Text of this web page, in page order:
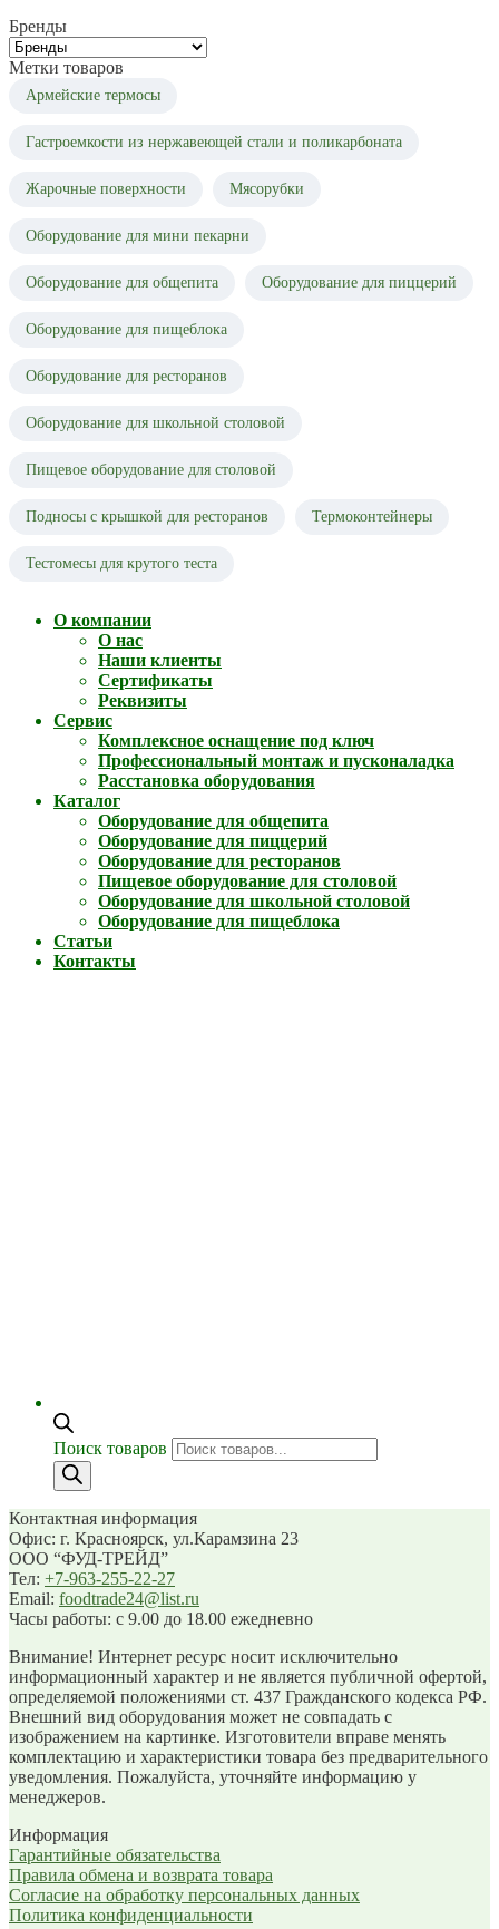
Бренды
Метки товаров
Армейские термосы
Гастроемкости из нержавеющей стали и поликарбоната
Жарочные поверхности Мясорубки
Оборудование для мини пекарни
Оборудование для общепита Оборудование для пиццерий
Оборудование для пищеблока
Оборудование для ресторанов
Оборудование для школьной столовой
Пищевое оборудование для столовой
Подносы с крышкой для ресторанов Термоконтейнеры
Тестомесы для крутого теста
О компании
О нас
Наши клиенты
Сертификаты
Реквизиты
Сервис
Комплексное оснащение под ключ
Профессиональный монтаж и пусконаладка
Расстановка оборудования
Каталог
Оборудование для общепита
Оборудование для пиццерий
Оборудование для ресторанов
Пищевое оборудование для столовой
Оборудование для школьной столовой
Оборудование для пищеблока
Статьи
Контакты
Поиск товаров
Контактная информация
Офис: г. Красноярск, ул.Карамзина 23
ООО “ФУД-ТРЕЙД”
Тел: +7-963-255-22-27
Email: foodtrade24@list.ru
Часы работы: с 9.00 до 18.00 ежедневно
Внимание! Интернет ресурс носит исключительно
информационный характер и не является публичной офертой,
определяемой положениями ст. 437 Гражданского кодекса РФ.
Внешний вид оборудования может не совпадать с
изображением на картинке. Изготовители вправе менять
комплектацию и характеристики товара без предварительного
уведомления. Пожалуйста, уточняйте информацию у
менеджеров.
Информация
Гарантийные обязательства
Правила обмена и возврата товара
Согласие на обработку персональных данных
Политика конфиденциальности